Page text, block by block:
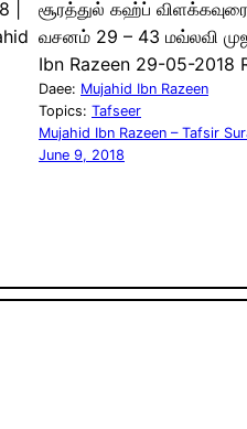
|
சூரத்துல் கஹ்ப்
வசனம் 29 – 43 மவ்லவி
Ibn Razeen 29-05-2018
Daee: Mujahid Ibn Razeen
Topics: Tafseer
Mujahid Ibn Razeen – Tafsir
June 9, 2018